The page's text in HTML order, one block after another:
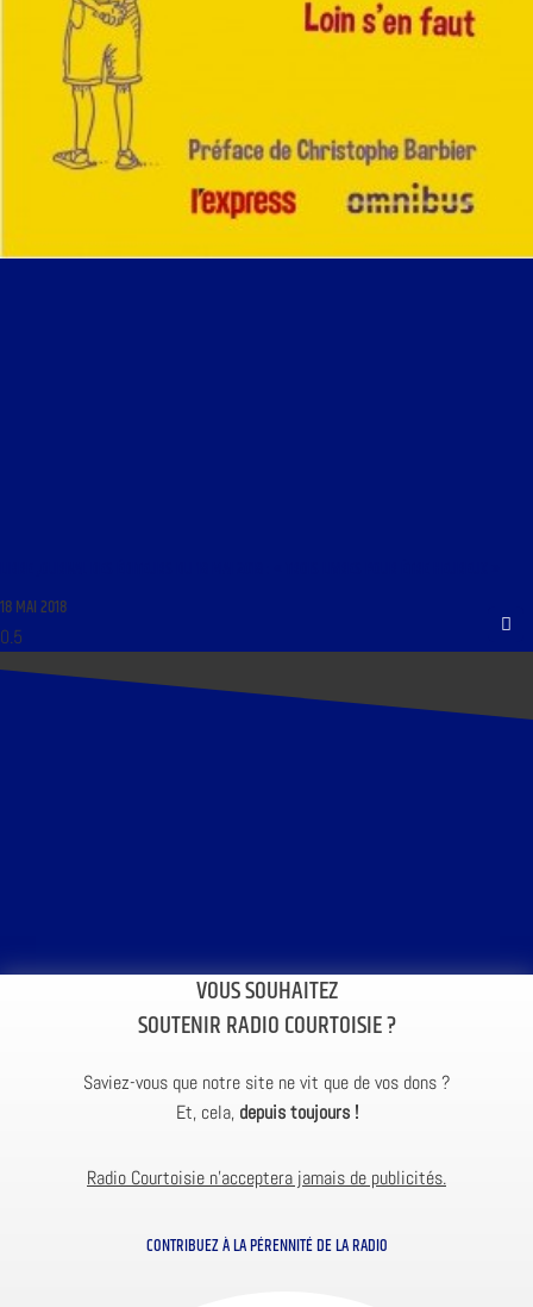
18 MAI 2018
VOUS SOUHAITEZ
SOUTENIR RADIO COURTOISIE ?
Saviez-vous que notre site ne vit que de vos dons ?
Et, cela, depuis toujours !
Radio Courtoisie n’acceptera jamais de publicités.
CONTRIBUEZ À LA PÉRENNITÉ DE LA RADIO